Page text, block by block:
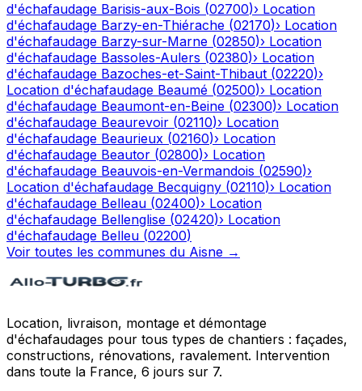
d'échafaudage Barisis-aux-Bois (02700)› Location
d'échafaudage Barzy-en-Thiérache (02170)› Location
d'échafaudage Barzy-sur-Marne (02850)› Location
d'échafaudage Bassoles-Aulers (02380)› Location
d'échafaudage Bazoches-et-Saint-Thibaut (02220)›
Location d'échafaudage Beaumé (02500)› Location
d'échafaudage Beaumont-en-Beine (02300)› Location
d'échafaudage Beaurevoir (02110)› Location
d'échafaudage Beaurieux (02160)› Location
d'échafaudage Beautor (02800)› Location
d'échafaudage Beauvois-en-Vermandois (02590)›
Location d'échafaudage Becquigny (02110)› Location
d'échafaudage Belleau (02400)› Location
d'échafaudage Bellenglise (02420)› Location
d'échafaudage Belleu (02200)
Voir toutes les communes du Aisne →
Location, livraison, montage et démontage
d'échafaudages pour tous types de chantiers : façades,
constructions, rénovations, ravalement. Intervention
dans toute la France, 6 jours sur 7.